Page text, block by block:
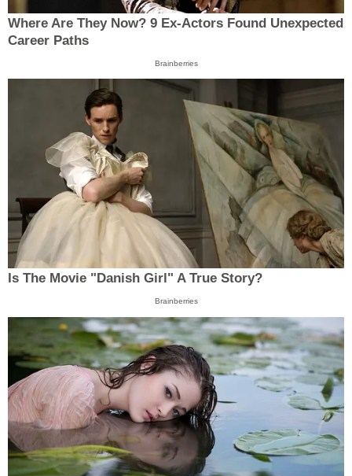
Where Are They Now? 9 Ex-Actors Found Unexpected
Career Paths
Brainberries
Is The Movie "Danish Girl" A True Story?
Brainberries